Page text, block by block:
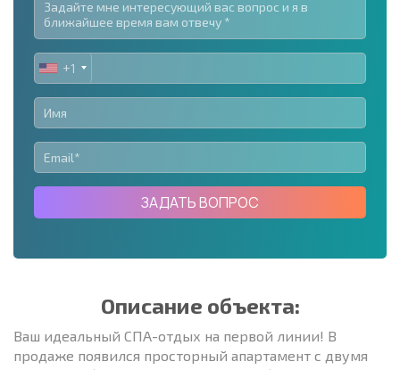
UNITED
STATES
+1
+1
ЗАДАТЬ ВОПРОС
Описание объекта:
Ваш идеальный СПА-отдых на первой линии! В
продаже появился просторный апартамент с двумя